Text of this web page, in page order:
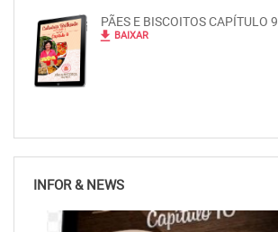
PÃES E BISCOITOS CAPÍTULO 9
file_download BAIXAR
INFOR & NEWS